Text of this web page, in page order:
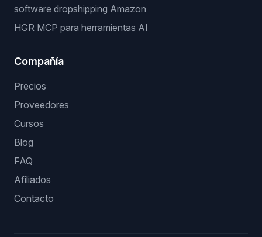
software dropshipping Amazon
HGR MCP para herramientas AI
Compañía
Precios
Proveedores
Cursos
Blog
FAQ
Afiliados
Contacto